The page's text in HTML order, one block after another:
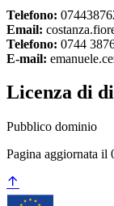
Telefono:
Email:
Telefono: 0744
E-mail:
Licenza di
Pubblico dominio
Pagina aggiornata il